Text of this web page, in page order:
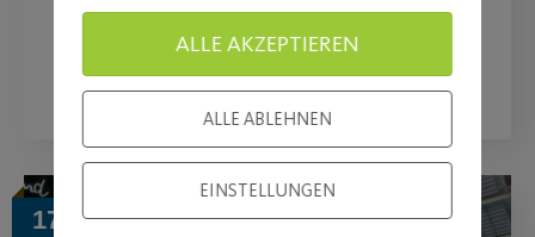
17
ALLE AKZEPTIEREN
ALLE ABLEHNEN
EINSTELLUNGEN